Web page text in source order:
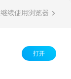
继续使用浏览器
打开